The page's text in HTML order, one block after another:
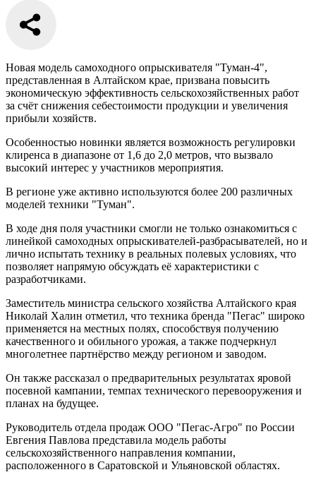
Новая модель самоходного опрыскивателя "Туман-4",
представленная в Алтайском крае, призвана повысить
экономическую эффективность сельскохозяйственных работ
за счёт снижения себестоимости продукции и увеличения
прибыли хозяйств.
Особенностью новинки является возможность регулировки
клиренса в диапазоне от 1,6 до 2,0 метров, что вызвало
высокий интерес у участников мероприятия.
В регионе уже активно используются более 200 различных
моделей техники "Туман".
В ходе дня поля участники смогли не только ознакомиться с
линейкой самоходных опрыскивателей-разбрасывателей, но и
лично испытать технику в реальных полевых условиях, что
позволяет напрямую обсуждать её характеристики с
разработчиками.
Заместитель министра сельского хозяйства Алтайского края
Николай Халин отметил, что техника бренда "Пегас" широко
применяется на местных полях, способствуя получению
качественного и обильного урожая, а также подчеркнул
многолетнее партнёрство между регионом и заводом.
Он также рассказал о предварительных результатах яровой
посевной кампании, темпах технического перевооружения и
планах на будущее.
Руководитель отдела продаж ООО "Пегас-Агро" по России
Евгения Павлова представила модель работы
сельскохозяйственного направления компании,
расположенного в Саратовской и Ульяновской областях.